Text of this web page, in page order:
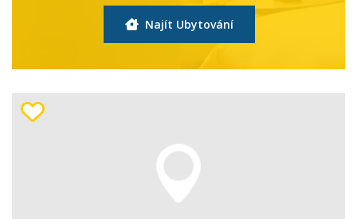
Najít Ubytování